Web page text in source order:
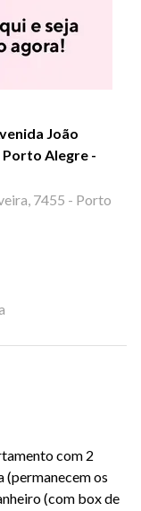
João
Alegre -
7455 - Porto
com 2
(permanecem os
(com box de